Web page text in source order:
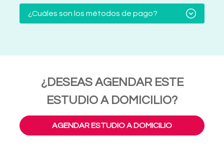
¿Cuáles son los métodos de pago?
¿DESEAS AGENDAR ESTE
ESTUDIO A DOMICILIO?
AGENDAR ESTUDIO A DOMICILIO